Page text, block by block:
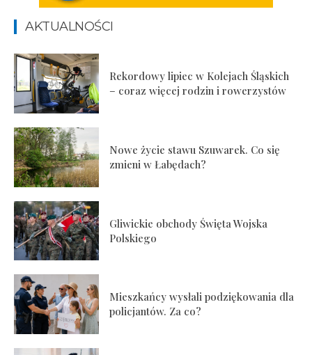
AKTUALNOŚCI
Rekordowy lipiec w Kolejach Śląskich
– coraz więcej rodzin i rowerzystów
Nowe życie stawu Szuwarek. Co się
zmieni w Łabędach?
Gliwickie obchody Święta Wojska
Polskiego
Mieszkańcy wysłali podziękowania dla
policjantów. Za co?